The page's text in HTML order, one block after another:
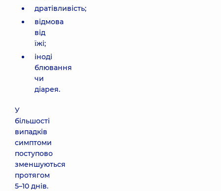
дратівливість;
відмова
від
їжі;
іноді
блювання
чи
діарея.
У
більшості
випадків
симптоми
поступово
зменшуються
протягом
5–10 днів.